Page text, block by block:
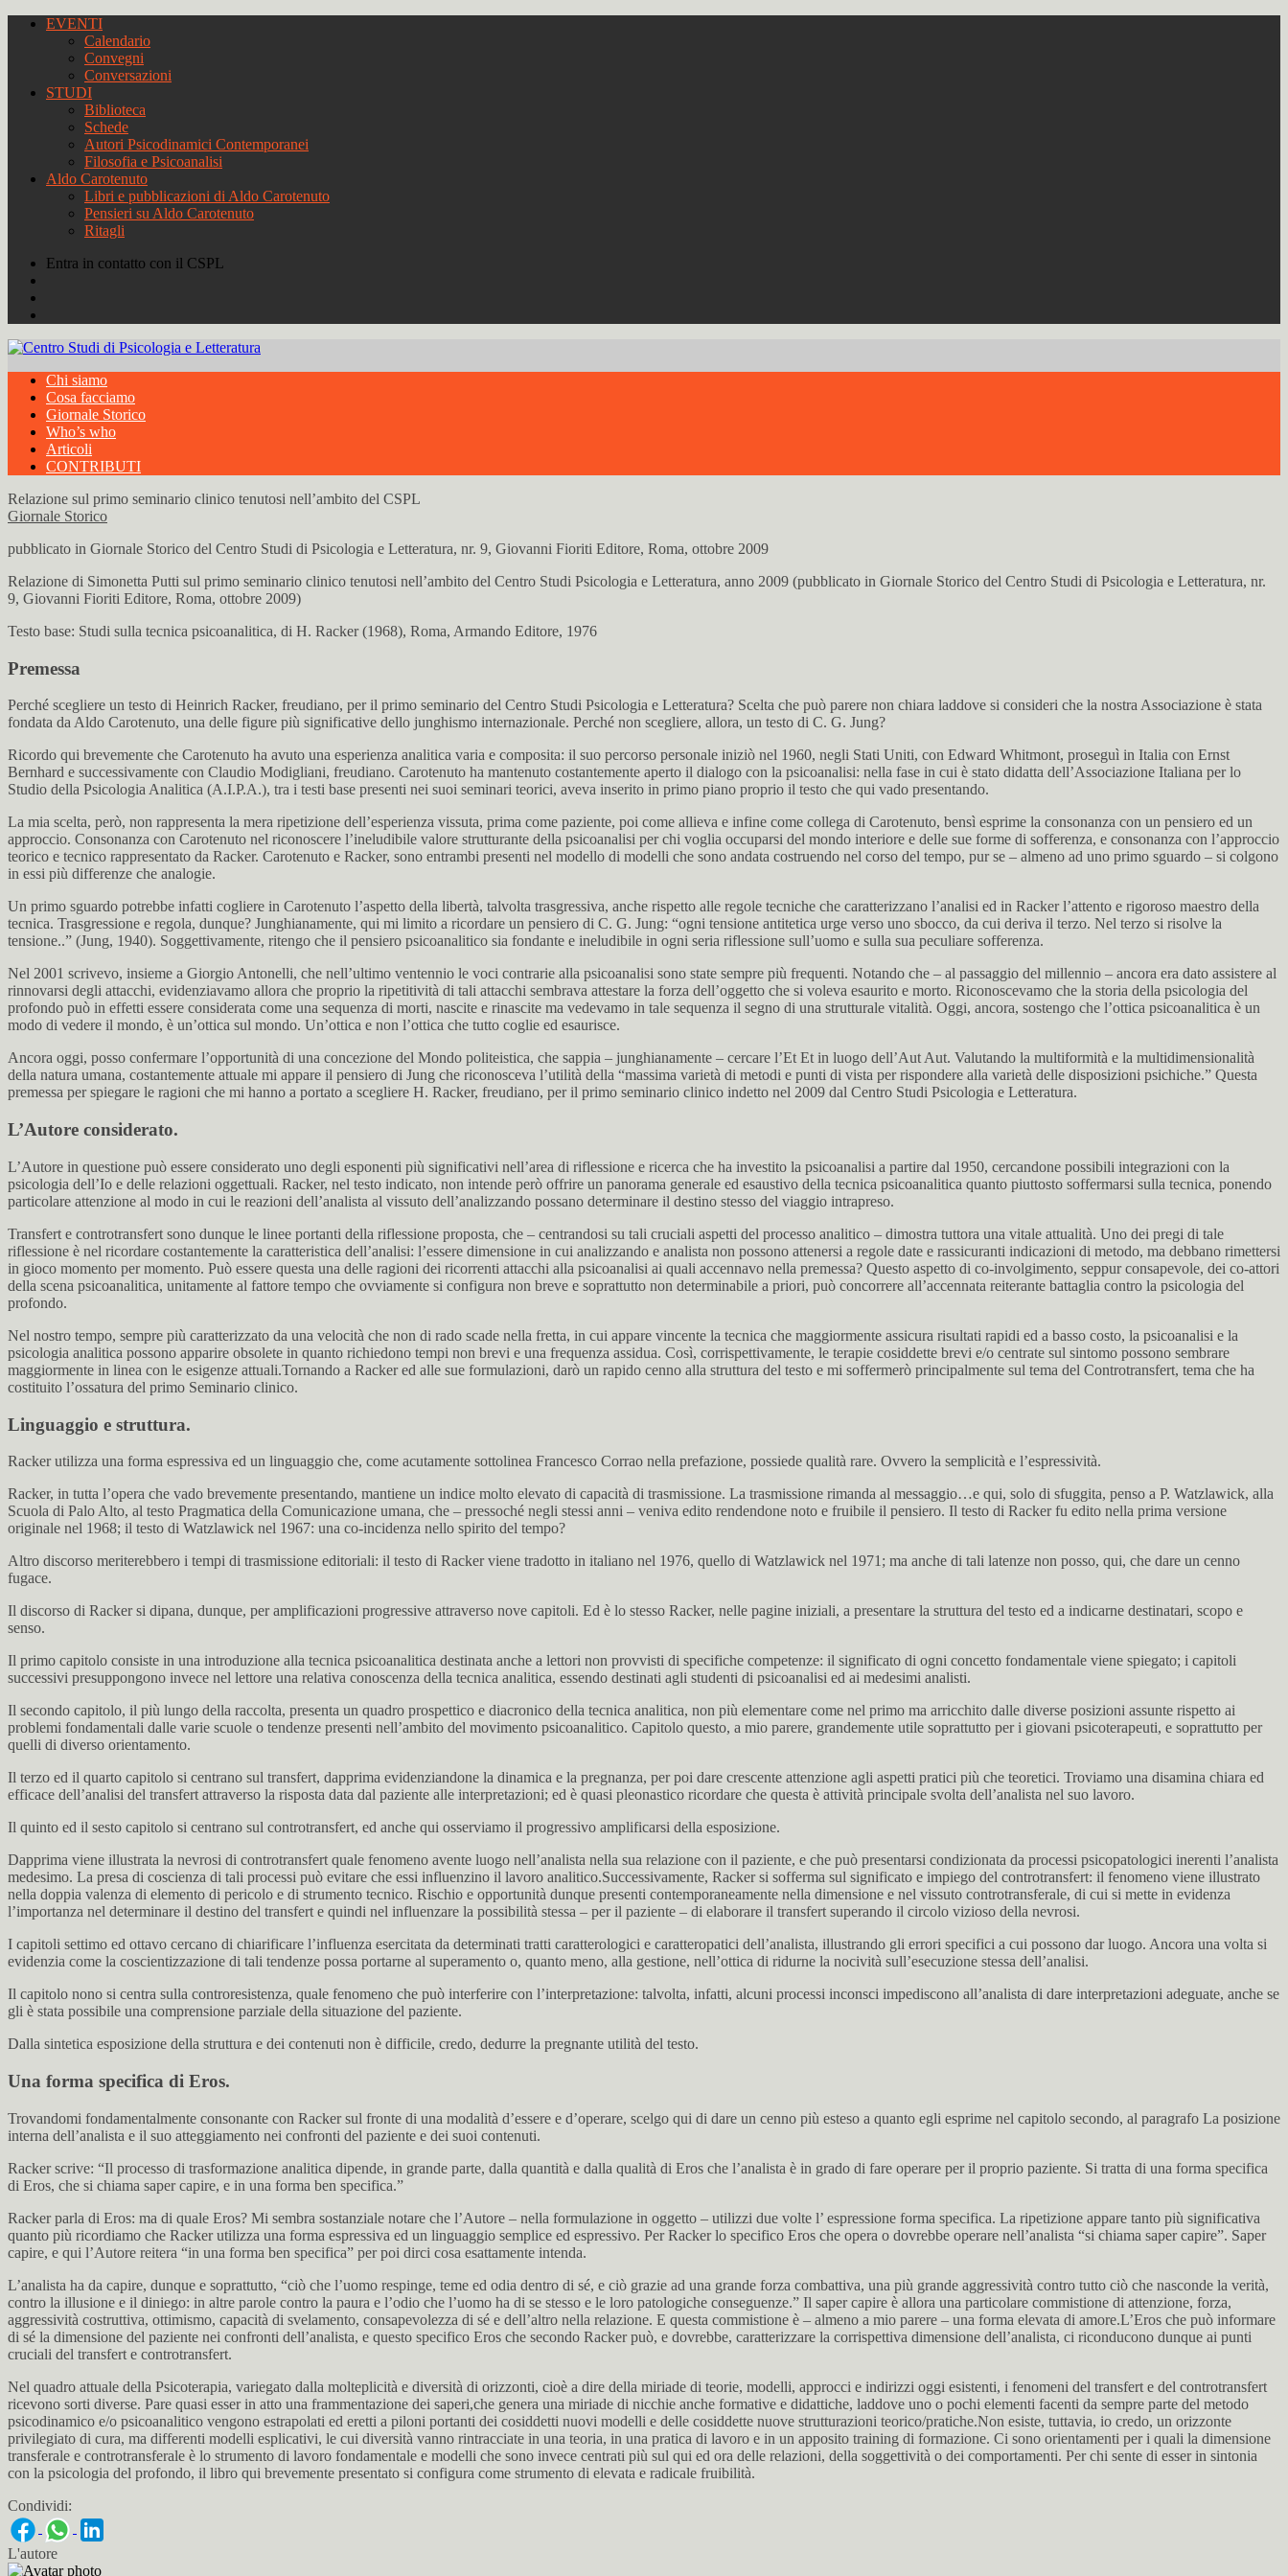
EVENTI
Calendario
Convegni
Conversazioni
STUDI
Biblioteca
Schede
Autori Psicodinamici Contemporanei
Filosofia e Psicoanalisi
Aldo Carotenuto
Libri e pubblicazioni di Aldo Carotenuto
Pensieri su Aldo Carotenuto
Ritagli
Entra in contatto con il CSPL
Chi siamo
Cosa facciamo
Giornale Storico
Who’s who
Articoli
CONTRIBUTI
Relazione sul primo seminario clinico tenutosi nell’ambito del CSPL
Giornale Storico
pubblicato in Giornale Storico del Centro Studi di Psicologia e Letteratura, nr. 9, Giovanni Fioriti Editore, Roma, ottobre 2009
Relazione di Simonetta Putti sul primo seminario clinico tenutosi nell’ambito del Centro Studi Psicologia e Letteratura, anno 2009 (pubblicato in Giornale Storico del Centro Studi di Psicologia e Letteratura, nr.
9, Giovanni Fioriti Editore, Roma, ottobre 2009)
Testo base: Studi sulla tecnica psicoanalitica, di H. Racker (1968), Roma, Armando Editore, 1976
Premessa
Perché scegliere un testo di Heinrich Racker, freudiano, per il primo seminario del Centro Studi Psicologia e Letteratura? Scelta che può parere non chiara laddove si consideri che la nostra Associazione è stata
fondata da Aldo Carotenuto, una delle figure più significative dello junghismo internazionale. Perché non scegliere, allora, un testo di C. G. Jung?
Ricordo qui brevemente che Carotenuto ha avuto una esperienza analitica varia e composita: il suo percorso personale iniziò nel 1960, negli Stati Uniti, con Edward Whitmont, proseguì in Italia con Ernst
Bernhard e successivamente con Claudio Modigliani, freudiano. Carotenuto ha mantenuto costantemente aperto il dialogo con la psicoanalisi: nella fase in cui è stato didatta dell’Associazione Italiana per lo
Studio della Psicologia Analitica (A.I.P.A.), tra i testi base presenti nei suoi seminari teorici, aveva inserito in primo piano proprio il testo che qui vado presentando.
La mia scelta, però, non rappresenta la mera ripetizione dell’esperienza vissuta, prima come paziente, poi come allieva e infine come collega di Carotenuto, bensì esprime la consonanza con un pensiero ed un
approccio. Consonanza con Carotenuto nel riconoscere l’ineludibile valore strutturante della psicoanalisi per chi voglia occuparsi del mondo interiore e delle sue forme di sofferenza, e consonanza con l’approccio
teorico e tecnico rappresentato da Racker. Carotenuto e Racker, sono entrambi presenti nel modello di modelli che sono andata costruendo nel corso del tempo, pur se – almeno ad uno primo sguardo – si colgono
in essi più differenze che analogie.
Un primo sguardo potrebbe infatti cogliere in Carotenuto l’aspetto della libertà, talvolta trasgressiva, anche rispetto alle regole tecniche che caratterizzano l’analisi ed in Racker l’attento e rigoroso maestro della
tecnica. Trasgressione e regola, dunque? Junghianamente, qui mi limito a ricordare un pensiero di C. G. Jung: “ogni tensione antitetica urge verso uno sbocco, da cui deriva il terzo. Nel terzo si risolve la
tensione..” (Jung, 1940). Soggettivamente, ritengo che il pensiero psicoanalitico sia fondante e ineludibile in ogni seria riflessione sull’uomo e sulla sua peculiare sofferenza.
Nel 2001 scrivevo, insieme a Giorgio Antonelli, che nell’ultimo ventennio le voci contrarie alla psicoanalisi sono state sempre più frequenti. Notando che – al passaggio del millennio – ancora era dato assistere al
rinnovarsi degli attacchi, evidenziavamo allora che proprio la ripetitività di tali attacchi sembrava attestare la forza dell’oggetto che si voleva esaurito e morto. Riconoscevamo che la storia della psicologia del
profondo può in effetti essere considerata come una sequenza di morti, nascite e rinascite ma vedevamo in tale sequenza il segno di una strutturale vitalità. Oggi, ancora, sostengo che l’ottica psicoanalitica è un
modo di vedere il mondo, è un’ottica sul mondo. Un’ottica e non l’ottica che tutto coglie ed esaurisce.
Ancora oggi, posso confermare l’opportunità di una concezione del Mondo politeistica, che sappia – junghianamente – cercare l’Et Et in luogo dell’Aut Aut. Valutando la multiformità e la multidimensionalità
della natura umana, costantemente attuale mi appare il pensiero di Jung che riconosceva l’utilità della “massima varietà di metodi e punti di vista per rispondere alla varietà delle disposizioni psichiche.” Questa
premessa per spiegare le ragioni che mi hanno a portato a scegliere H. Racker, freudiano, per il primo seminario clinico indetto nel 2009 dal Centro Studi Psicologia e Letteratura.
L’Autore considerato.
L’Autore in questione può essere considerato uno degli esponenti più significativi nell’area di riflessione e ricerca che ha investito la psicoanalisi a partire dal 1950, cercandone possibili integrazioni con la
psicologia dell’Io e delle relazioni oggettuali. Racker, nel testo indicato, non intende però offrire un panorama generale ed esaustivo della tecnica psicoanalitica quanto piuttosto soffermarsi sulla tecnica, ponendo
particolare attenzione al modo in cui le reazioni dell’analista al vissuto dell’analizzando possano determinare il destino stesso del viaggio intrapreso.
Transfert e controtransfert sono dunque le linee portanti della riflessione proposta, che – centrandosi su tali cruciali aspetti del processo analitico – dimostra tuttora una vitale attualità. Uno dei pregi di tale
riflessione è nel ricordare costantemente la caratteristica dell’analisi: l’essere dimensione in cui analizzando e analista non possono attenersi a regole date e rassicuranti indicazioni di metodo, ma debbano rimettersi
in gioco momento per momento. Può essere questa una delle ragioni dei ricorrenti attacchi alla psicoanalisi ai quali accennavo nella premessa? Questo aspetto di co-involgimento, seppur consapevole, dei co-attori
della scena psicoanalitica, unitamente al fattore tempo che ovviamente si configura non breve e soprattutto non determinabile a priori, può concorrere all’accennata reiterante battaglia contro la psicologia del
profondo.
Nel nostro tempo, sempre più caratterizzato da una velocità che non di rado scade nella fretta, in cui appare vincente la tecnica che maggiormente assicura risultati rapidi ed a basso costo, la psicoanalisi e la
psicologia analitica possono apparire obsolete in quanto richiedono tempi non brevi e una frequenza assidua. Così, corrispettivamente, le terapie cosiddette brevi e/o centrate sul sintomo possono sembrare
maggiormente in linea con le esigenze attuali.Tornando a Racker ed alle sue formulazioni, darò un rapido cenno alla struttura del testo e mi soffermerò principalmente sul tema del Controtransfert, tema che ha
costituito l’ossatura del primo Seminario clinico.
Linguaggio e struttura.
Racker utilizza una forma espressiva ed un linguaggio che, come acutamente sottolinea Francesco Corrao nella prefazione, possiede qualità rare. Ovvero la semplicità e l’espressività.
Racker, in tutta l’opera che vado brevemente presentando, mantiene un indice molto elevato di capacità di trasmissione. La trasmissione rimanda al messaggio…e qui, solo di sfuggita, penso a P. Watzlawick, alla
Scuola di Palo Alto, al testo Pragmatica della Comunicazione umana, che – pressoché negli stessi anni – veniva edito rendendone noto e fruibile il pensiero. Il testo di Racker fu edito nella prima versione
originale nel 1968; il testo di Watzlawick nel 1967: una co-incidenza nello spirito del tempo?
Altro discorso meriterebbero i tempi di trasmissione editoriali: il testo di Racker viene tradotto in italiano nel 1976, quello di Watzlawick nel 1971; ma anche di tali latenze non posso, qui, che dare un cenno
fugace.
Il discorso di Racker si dipana, dunque, per amplificazioni progressive attraverso nove capitoli. Ed è lo stesso Racker, nelle pagine iniziali, a presentare la struttura del testo ed a indicarne destinatari, scopo e
senso.
Il primo capitolo consiste in una introduzione alla tecnica psicoanalitica destinata anche a lettori non provvisti di specifiche competenze: il significato di ogni concetto fondamentale viene spiegato; i capitoli
successivi presuppongono invece nel lettore una relativa conoscenza della tecnica analitica, essendo destinati agli studenti di psicoanalisi ed ai medesimi analisti.
Il secondo capitolo, il più lungo della raccolta, presenta un quadro prospettico e diacronico della tecnica analitica, non più elementare come nel primo ma arricchito dalle diverse posizioni assunte rispetto ai
problemi fondamentali dalle varie scuole o tendenze presenti nell’ambito del movimento psicoanalitico. Capitolo questo, a mio parere, grandemente utile soprattutto per i giovani psicoterapeuti, e soprattutto per
quelli di diverso orientamento.
Il terzo ed il quarto capitolo si centrano sul transfert, dapprima evidenziandone la dinamica e la pregnanza, per poi dare crescente attenzione agli aspetti pratici più che teoretici. Troviamo una disamina chiara ed
efficace dell’analisi del transfert attraverso la risposta data dal paziente alle interpretazioni; ed è quasi pleonastico ricordare che questa è attività principale svolta dell’analista nel suo lavoro.
Il quinto ed il sesto capitolo si centrano sul controtransfert, ed anche qui osserviamo il progressivo amplificarsi della esposizione.
Dapprima viene illustrata la nevrosi di controtransfert quale fenomeno avente luogo nell’analista nella sua relazione con il paziente, e che può presentarsi condizionata da processi psicopatologici inerenti l’analista
medesimo. La presa di coscienza di tali processi può evitare che essi influenzino il lavoro analitico.Successivamente, Racker si sofferma sul significato e impiego del controtransfert: il fenomeno viene illustrato
nella doppia valenza di elemento di pericolo e di strumento tecnico. Rischio e opportunità dunque presenti contemporaneamente nella dimensione e nel vissuto controtransferale, di cui si mette in evidenza
l’importanza nel determinare il destino del transfert e quindi nel influenzare la possibilità stessa – per il paziente – di elaborare il transfert superando il circolo vizioso della nevrosi.
I capitoli settimo ed ottavo cercano di chiarificare l’influenza esercitata da determinati tratti caratterologici e caratteropatici dell’analista, illustrando gli errori specifici a cui possono dar luogo. Ancora una volta si
evidenzia come la coscientizzazione di tali tendenze possa portarne al superamento o, quanto meno, alla gestione, nell’ottica di ridurne la nocività sull’esecuzione stessa dell’analisi.
Il capitolo nono si centra sulla controresistenza, quale fenomeno che può interferire con l’interpretazione: talvolta, infatti, alcuni processi inconsci impediscono all’analista di dare interpretazioni adeguate, anche se
gli è stata possibile una comprensione parziale della situazione del paziente.
Dalla sintetica esposizione della struttura e dei contenuti non è difficile, credo, dedurre la pregnante utilità del testo.
Una forma specifica di Eros.
Trovandomi fondamentalmente consonante con Racker sul fronte di una modalità d’essere e d’operare, scelgo qui di dare un cenno più esteso a quanto egli esprime nel capitolo secondo, al paragrafo La posizione
interna dell’analista e il suo atteggiamento nei confronti del paziente e dei suoi contenuti.
Racker scrive: “Il processo di trasformazione analitica dipende, in grande parte, dalla quantità e dalla qualità di Eros che l’analista è in grado di fare operare per il proprio paziente. Si tratta di una forma specifica
di Eros, che si chiama saper capire, e in una forma ben specifica.”
Racker parla di Eros: ma di quale Eros? Mi sembra sostanziale notare che l’Autore – nella formulazione in oggetto – utilizzi due volte l’ espressione forma specifica. La ripetizione appare tanto più significativa
quanto più ricordiamo che Racker utilizza una forma espressiva ed un linguaggio semplice ed espressivo. Per Racker lo specifico Eros che opera o dovrebbe operare nell’analista “si chiama saper capire”. Saper
capire, e qui l’Autore reitera “in una forma ben specifica” per poi dirci cosa esattamente intenda.
L’analista ha da capire, dunque e soprattutto, “ciò che l’uomo respinge, teme ed odia dentro di sé, e ciò grazie ad una grande forza combattiva, una più grande aggressività contro tutto ciò che nasconde la verità,
contro la illusione e il diniego: in altre parole contro la paura e l’odio che l’uomo ha di se stesso e le loro patologiche conseguenze.” Il saper capire è allora una particolare commistione di attenzione, forza,
aggressività costruttiva, ottimismo, capacità di svelamento, consapevolezza di sé e dell’altro nella relazione. E questa commistione è – almeno a mio parere – una forma elevata di amore.L’Eros che può informare
di sé la dimensione del paziente nei confronti dell’analista, e questo specifico Eros che secondo Racker può, e dovrebbe, caratterizzare la corrispettiva dimensione dell’analista, ci riconducono dunque ai punti
cruciali del transfert e controtransfert.
Nel quadro attuale della Psicoterapia, variegato dalla molteplicità e diversità di orizzonti, cioè a dire della miriade di teorie, modelli, approcci e indirizzi oggi esistenti, i fenomeni del transfert e del controtransfert
ricevono sorti diverse. Pare quasi esser in atto una frammentazione dei saperi,che genera una miriade di nicchie anche formative e didattiche, laddove uno o pochi elementi facenti da sempre parte del metodo
psicodinamico e/o psicoanalitico vengono estrapolati ed eretti a piloni portanti dei cosiddetti nuovi modelli e delle cosiddette nuove strutturazioni teorico/pratiche.Non esiste, tuttavia, io credo, un orizzonte
privilegiato di cura, ma differenti modelli esplicativi, le cui diversità vanno rintracciate in una teoria, in una pratica di lavoro e in un apposito training di formazione. Ci sono orientamenti per i quali la dimensione
transferale e controtransferale è lo strumento di lavoro fondamentale e modelli che sono invece centrati più sul qui ed ora delle relazioni, della soggettività o dei comportamenti. Per chi sente di esser in sintonia
con la psicologia del profondo, il libro qui brevemente presentato si configura come strumento di elevata e radicale fruibilità.
Condividi:
L'autore